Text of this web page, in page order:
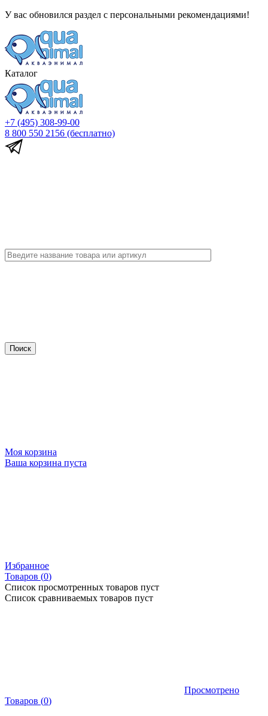
У вас обновился раздел с персональными рекомендациями!
Каталог
+7 (495) 308-99-00
8 800 550 2156 (бесплатно)
Моя корзина
Ваша корзина пуста
Избранное
Товаров (0)
Список просмотренных товаров пуст
Список сравниваемых товаров пуст
Просмотрено
Товаров (0)